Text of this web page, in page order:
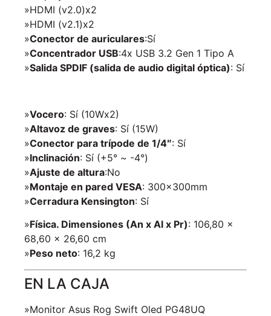
»HDMI (v2.0)x2
»HDMI (v2.1)x2
»Conector de auriculares:Sí
»Concentrador USB:4x USB 3.2 Gen 1 Tipo A
»Salida SPDIF (salida de audio digital óptica): Sí
»Vocero: Sí (10Wx2)
»Altavoz de graves: Sí (15W)
»Conector para trípode de 1/4″: Sí
»Inclinación: Sí (+5° ~ -4°)
»Ajuste de altura:No
»Montaje en pared VESA: 300x300mm
»Cerradura Kensington: Sí
»Física. Dimensiones (An x Al x Pr): 106,80 x
68,60 x 26,60 cm
»Peso neto: 16,2 kg
EN LA CAJA
»Monitor Asus Rog Swift Oled PG48UQ